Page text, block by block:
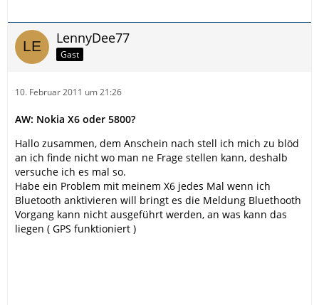
LennyDee77
Gast
10. Februar 2011 um 21:26
AW: Nokia X6 oder 5800?
Hallo zusammen, dem Anschein nach stell ich mich zu blöd
an ich finde nicht wo man ne Frage stellen kann, deshalb
versuche ich es mal so.
Habe ein Problem mit meinem X6 jedes Mal wenn ich
Bluetooth anktivieren will bringt es die Meldung Bluethooth
Vorgang kann nicht ausgeführt werden, an was kann das
liegen ( GPS funktioniert )